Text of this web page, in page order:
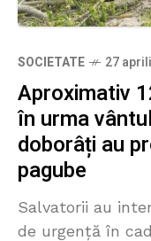
SOCIETATE 27
Aproximativ
în urma
doborâți au
pagube
Salvatorii au
de urgență în